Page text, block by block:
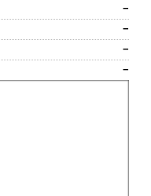
−
−
−
−